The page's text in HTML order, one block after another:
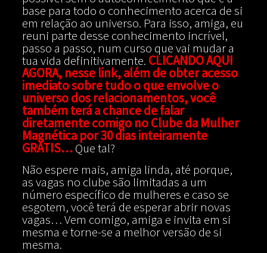
base para todo o conhecimento acerca de si
em relação ao universo. Para isso, amiga, eu
reuni parte desse conhecimento incrível,
passo a passo, num curso que vai mudar a
tua vida definitivamente. CLICANDO AQUI
AGORA, nesse link, além de obter acesso
imediato sobre tudo o que envolve o
universo dos relacionamentos, você
também terá a chance de falar
diretamente comigo no Clube da Mulher
Magnética por 30 dias inteiramente
GRÁTIS…Que tal?
Não espere mais, amiga linda, até porque,
as vagas no clube são limitadas a um
número específico de mulheres e caso se
esgotem, você terá de esperar abrir novas
vagas… Vem comigo, amiga e invita em si
mesma e torne-se a melhor versão de si
mesma.